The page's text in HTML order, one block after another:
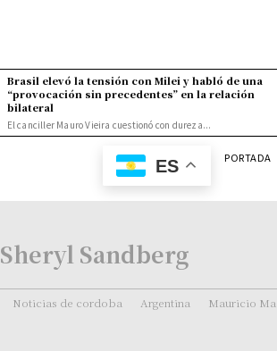
Brasil elevó la tensión con Milei y habló de una
“provocación sin precedentes” en la relación
bilateral
El canciller Mauro Vieira cuestionó con dureza...
ES PORTADA
Sheryl Sandberg
Noticias de cordoba Argentina Mauricio